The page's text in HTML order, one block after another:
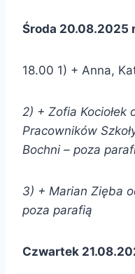
Środa 20.08.2025
18.00 1) + Anna,
2) + Zofia Kociołek
Pracowników
Bochni – poza
3) + Marian Zięba
poza parafią
Czwartek